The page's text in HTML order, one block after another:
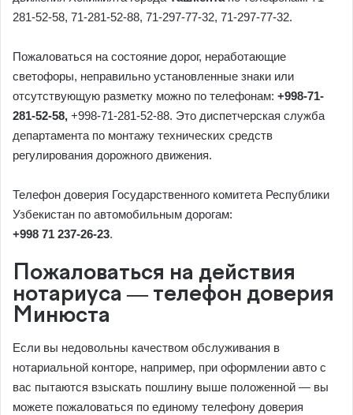
281-52-58, 71-281-52-88, 71-297-77-32, 71-297-77-32.
Пожаловаться на состояние дорог, неработающие
светофоры, неправильно установленные знаки или
отсутствующую разметку можно по телефонам: +998-71-
281-52-58, +998-71-281-52-88. Это диспетчерская служба
департамента по монтажу технических средств
регулирования дорожного движения.
Телефон доверия Государственного комитета Республики
Узбекистан по автомобильным дорогам:
+998 71 237-26-23.
Пожаловаться на действия
нотариуса — телефон доверия
Минюста
Если вы недовольны качеством обслуживания в
нотариальной конторе, например, при оформлении авто с
вас пытаются взыскать пошлину выше положенной — вы
можете пожаловаться по единому телефону доверия